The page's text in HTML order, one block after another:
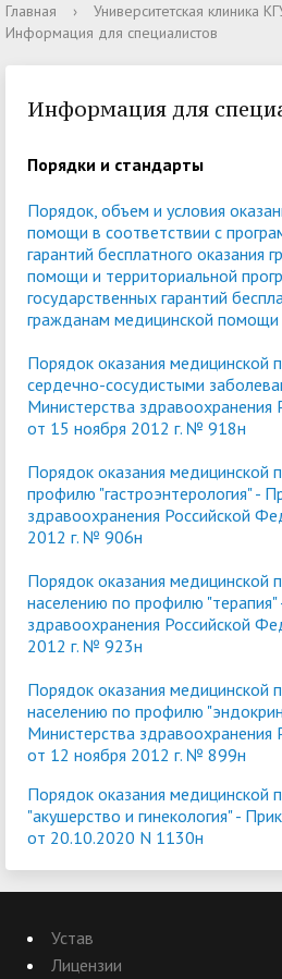
Главная › Университетская клиника
Информация для специалистов
Информация для
Порядки и стандарты
Порядок, объем и условия
помощи в соответствии с
гарантий бесплатного оказания
помощи и территориальной
государственных гарантий
гражданам медицинской помощи
Порядок оказания
сердечно-сосудистыми
Министерства здравоохранения
от 15 ноября 2012 г. № 918н
Порядок оказания медицинской
профилю "гастроэнтерология" -
здравоохранения Российской
2012 г. № 906н
Порядок оказания медицинской
населению по профилю
здравоохранения Российской
2012 г. № 923н
Порядок оказания медицинской
населению по профилю
Министерства здравоохранения
от 12 ноября 2012 г. № 899н
Порядок оказания
"акушерство и гинекология" -
от 20.10.2020 N 1130н
Устав
Лицензии